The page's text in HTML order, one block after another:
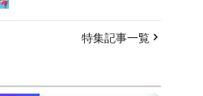
特集記事一覧